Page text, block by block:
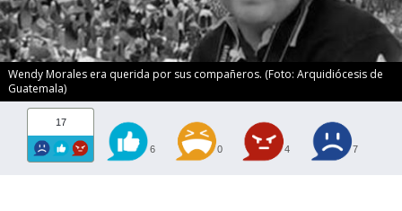
Wendy Morales era querida por sus compañeros. (Foto: Arquidiócesis de
Guatemala)
17
6 0 4 7